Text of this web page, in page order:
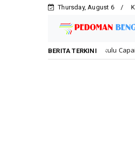
Thursday, August 6
BERITA TERKINI
Bengkulu Capai Rp1,34 Triliun,